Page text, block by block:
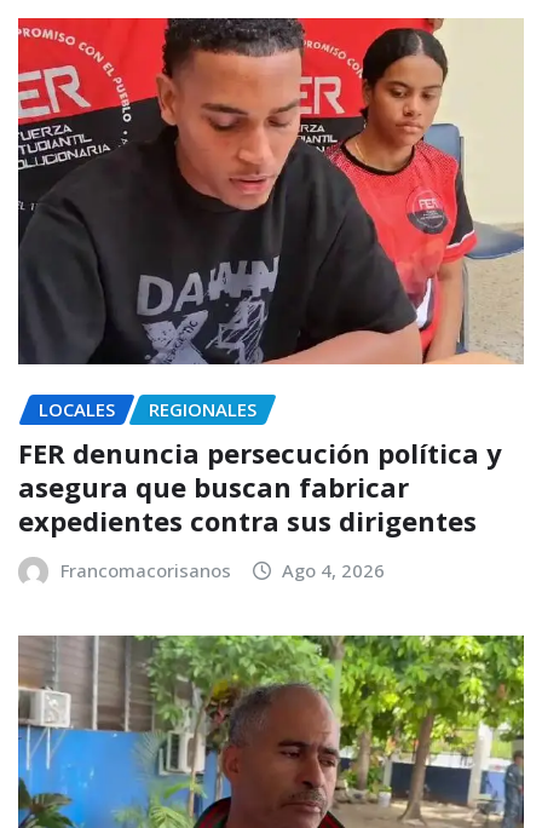
LOCALES REGIONALES
FER denuncia persecución política y
asegura que buscan fabricar
expedientes contra sus dirigentes
Francomacorisanos Ago 4, 2026